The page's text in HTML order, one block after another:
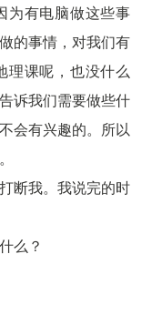
有电脑做这些事
的事情，对我们有
课呢，也没什么
诉我们需要做些什
会有兴趣的。所以
断我。我说完的时
么？